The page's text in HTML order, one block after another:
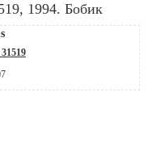
1994. Бобик